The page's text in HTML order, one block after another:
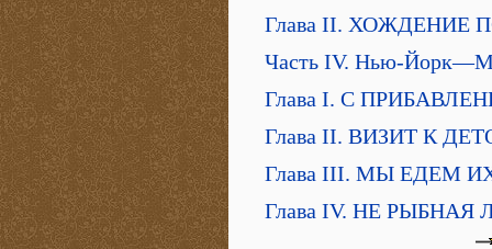
Глава II. ХОЖДЕНИЕ
Часть IV. Нью-
Глава I. С
Глава II. ВИЗИТ К
Глава III. МЫ ЕДЕМ
Глава IV. НЕ